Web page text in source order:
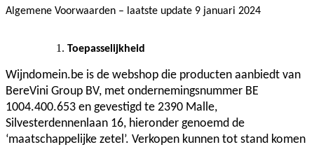
Algemene Voorwaarden – laatste update 9 januari 2024
Toepasselijkheid
Wijndomein.be is de webshop die producten aanbiedt van
BereVini Group BV, met ondernemingsnummer BE
1004.400.653 en gevestigd te 2390 Malle,
Silvesterdennenlaan 16, hieronder genoemd de
‘maatschappelijke zetel’. Verkopen kunnen tot stand komen